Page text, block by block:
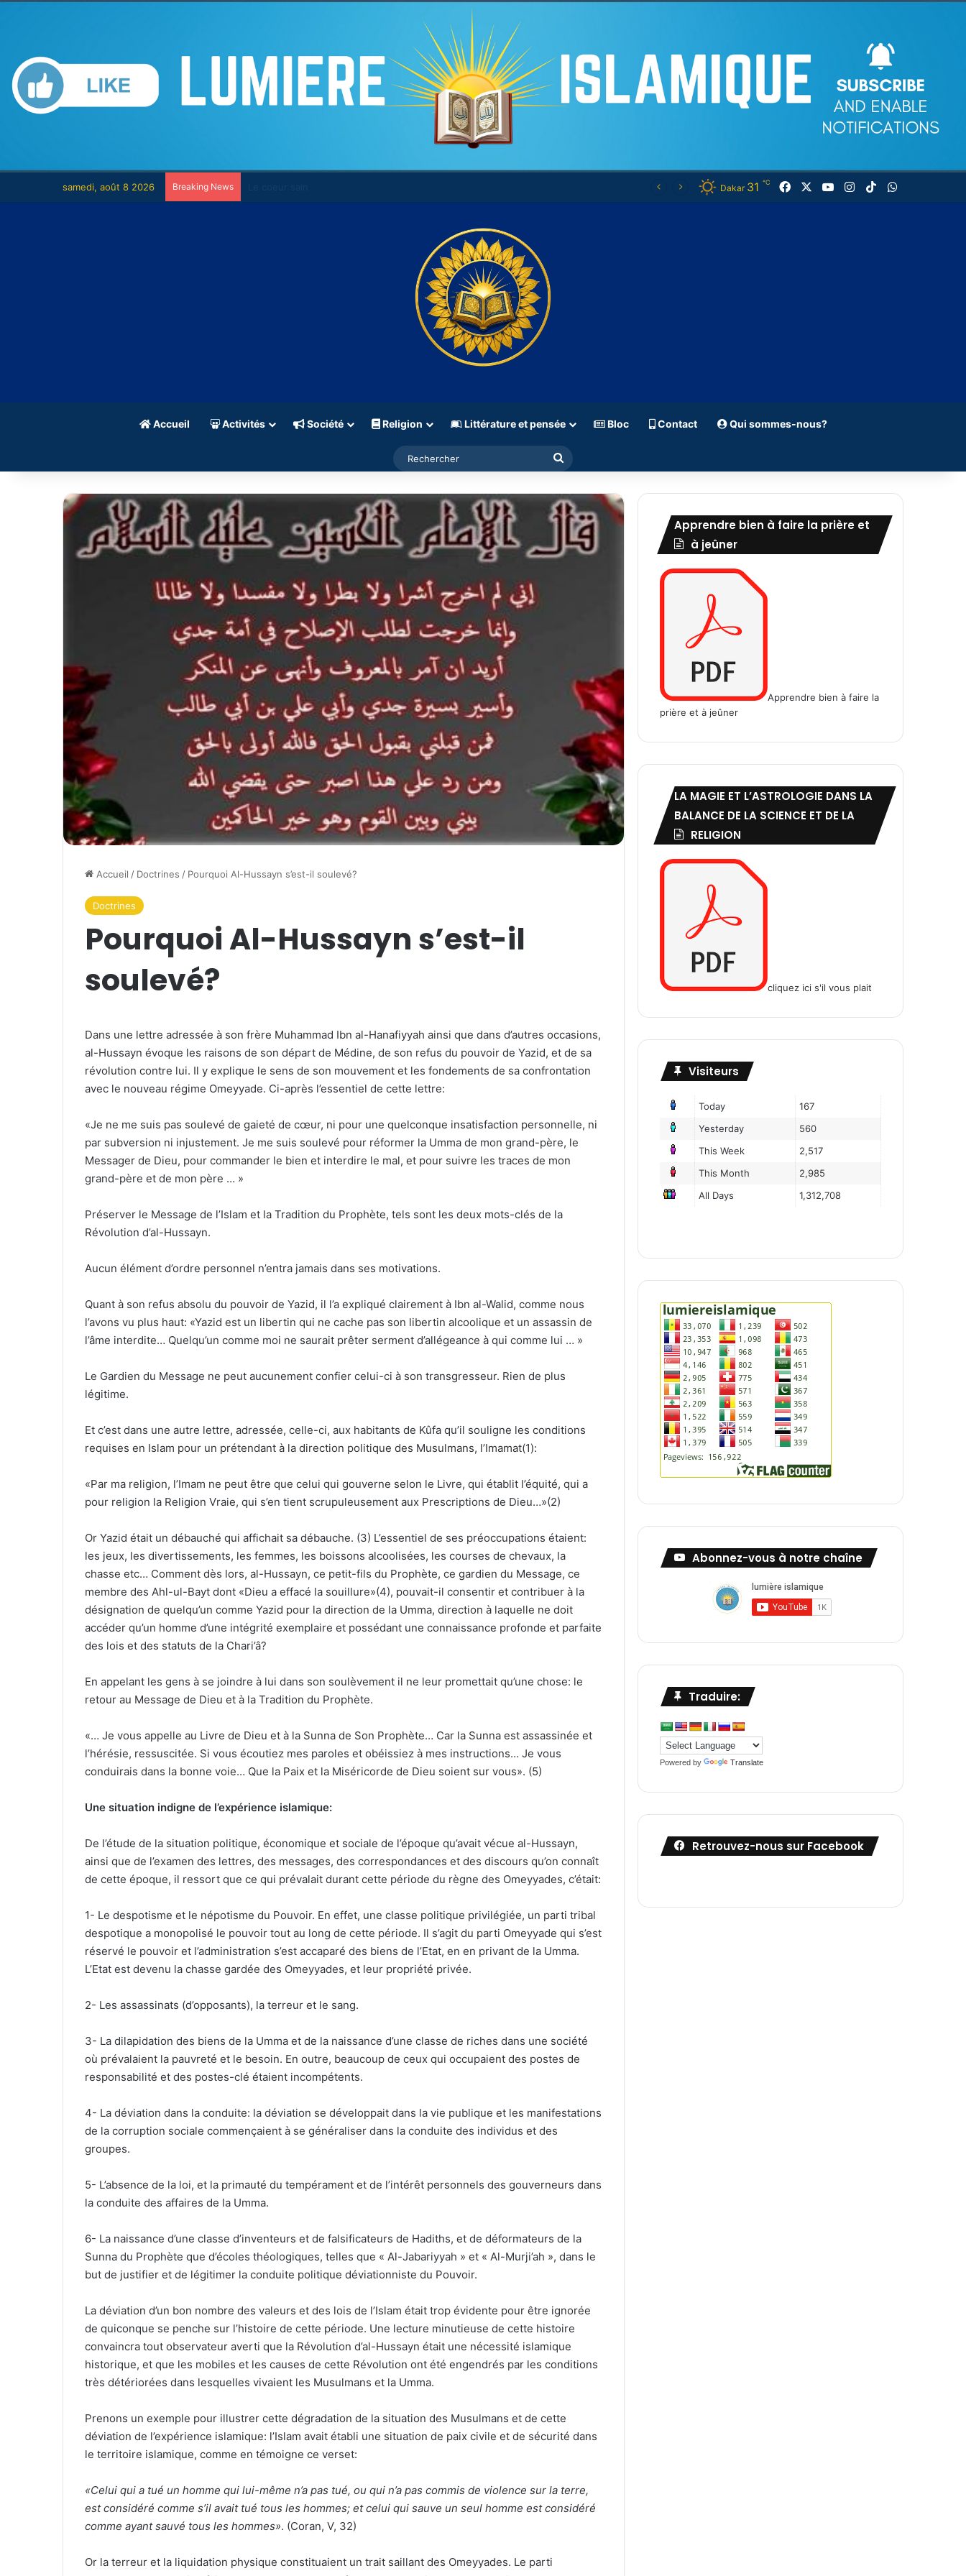
samedi, août 8 2026 Breaking News Dakar 31 ℃ Facebook YouTubeInstagram
TikTok
Accueil Activités Société Religion Littérature et pensée Bloc Contact Qui sommes-nous?
Accueil / Doctrines / Pourquoi Al-Hussayn s’est-il soulevé?
Doctrines
Pourquoi Al-Hussayn s’est-il
soulevé?
Dans une lettre adressée à son frère Muhammad Ibn al-Hanafiyyah ainsi que dans d’autres occasions,
al-Hussayn évoque les raisons de son départ de Médine, de son refus du pouvoir de Yazid, et de sa
révolution contre lui. Il y explique le sens de son mouvement et les fondements de sa confrontation
avec le nouveau régime Omeyyade. Ci-après l’essentiel de cette lettre:
«Je ne me suis pas soulevé de gaieté de cœur, ni pour une quelconque insatisfaction personnelle, ni
par subversion ni injustement. Je me suis soulevé pour réformer la Umma de mon grand-père, le
Messager de Dieu, pour commander le bien et interdire le mal, et pour suivre les traces de mon
grand-père et de mon père … »
Préserver le Message de l’Islam et la Tradition du Prophète, tels sont les deux mots-clés de la
Révolution d’al-Hussayn.
Aucun élément d’ordre personnel n’entra jamais dans ses motivations.
Quant à son refus absolu du pouvoir de Yazid, il l’a expliqué clairement à Ibn al-Walid, comme nous
l’avons vu plus haut: «Yazid est un libertin qui ne cache pas son libertin alcoolique et un assassin de
l’âme interdite… Quelqu’un comme moi ne saurait prêter serment d’allégeance à qui comme lui … »
Le Gardien du Message ne peut aucunement confier celui-ci à son transgresseur. Rien de plus
légitime.
Et c’est dans une autre lettre, adressée, celle-ci, aux habitants de Kûfa qu’il souligne les conditions
requises en Islam pour un prétendant à la direction politique des Musulmans, l’Imamat(1):
«Par ma religion, l’Imam ne peut être que celui qui gouverne selon le Livre, qui établit l’équité, qui a
pour religion la Religion Vraie, qui s’en tient scrupuleusement aux Prescriptions de Dieu…»(2)
Or Yazid était un débauché qui affichait sa débauche. (3) L’essentiel de ses préoccupations étaient:
les jeux, les divertissements, les femmes, les boissons alcoolisées, les courses de chevaux, la
chasse etc… Comment dès lors, al-Hussayn, ce petit-fils du Prophète, ce gardien du Message, ce
membre des Ahl-ul-Bayt dont «Dieu a effacé la souillure»(4), pouvait-il consentir et contribuer à la
désignation de quelqu’un comme Yazid pour la direction de la Umma, direction à laquelle ne doit
accéder qu’un homme d’une intégrité exemplaire et possédant une connaissance profonde et parfaite
des lois et des statuts de la Chari’â?
En appelant les gens à se joindre à lui dans son soulèvement il ne leur promettait qu’une chose: le
retour au Message de Dieu et à la Tradition du Prophète.
«… Je vous appelle au Livre de Dieu et à la Sunna de Son Prophète… Car la Sunna est assassinée et
l’hérésie, ressuscitée. Si vous écoutiez mes paroles et obéissiez à mes instructions… Je vous
conduirais dans la bonne voie… Que la Paix et la Miséricorde de Dieu soient sur vous». (5)
Une situation indigne de l’expérience islamique:
De l’étude de la situation politique, économique et sociale de l’époque qu’avait vécue al-Hussayn,
ainsi que de l’examen des lettres, des messages, des correspondances et des discours qu’on connaît
de cette époque, il ressort que ce qui prévalait durant cette période du règne des Omeyyades, c’était:
1- Le despotisme et le népotisme du Pouvoir. En effet, une classe politique privilégiée, un parti tribal
despotique a monopolisé le pouvoir tout au long de cette période. Il s’agit du parti Omeyyade qui s’est
réservé le pouvoir et l’administration s’est accaparé des biens de l’Etat, en en privant de la Umma.
L’Etat est devenu la chasse gardée des Omeyyades, et leur propriété privée.
2- Les assassinats (d’opposants), la terreur et le sang.
3- La dilapidation des biens de la Umma et de la naissance d’une classe de riches dans une société
où prévalaient la pauvreté et le besoin. En outre, beaucoup de ceux qui occupaient des postes de
responsabilité et des postes-clé étaient incompétents.
4- La déviation dans la conduite: la déviation se développait dans la vie publique et les manifestations
de la corruption sociale commençaient à se généraliser dans la conduite des individus et des
groupes.
5- L’absence de la loi, et la primauté du tempérament et de l’intérêt personnels des gouverneurs dans
la conduite des affaires de la Umma.
6- La naissance d’une classe d’inventeurs et de falsificateurs de Hadiths, et de déformateurs de la
Sunna du Prophète que d’écoles théologiques, telles que « Al-Jabariyyah » et « Al-Murji’ah », dans le
but de justifier et de légitimer la conduite politique déviationniste du Pouvoir.
La déviation d’un bon nombre des valeurs et des lois de l’Islam était trop évidente pour être ignorée
de quiconque se penche sur l’histoire de cette période. Une lecture minutieuse de cette histoire
convaincra tout observateur averti que la Révolution d’al-Hussayn était une nécessité islamique
historique, et que les mobiles et les causes de cette Révolution ont été engendrés par les conditions
très détériorées dans lesquelles vivaient les Musulmans et la Umma.
Prenons un exemple pour illustrer cette dégradation de la situation des Musulmans et de cette
déviation de l’expérience islamique: l’Islam avait établi une situation de paix civile et de sécurité dans
le territoire islamique, comme en témoigne ce verset:
«Celui qui a tué un homme qui lui-même n’a pas tué, ou qui n’a pas commis de violence sur la terre,
est considéré comme s’il avait tué tous les hommes; et celui qui sauve un seul homme est considéré
comme ayant sauvé tous les hommes». (Coran, V, 32)
Or la terreur et la liquidation physique constituaient un trait saillant des Omeyyades. Le parti
Apprendre bien à faire la prière et
à jeûner
Apprendre bien à faire la
prière et à jeûner
LA MAGIE ET L’ASTROLOGIE DANS LA
BALANCE DE LA SCIENCE ET DE LA
RELIGION
cliquez ici s'il vous plait
Visiteurs
Today
167
Yesterday
560
This Week
2,517
This Month
2,985
All Days
1,312,708
Abonnez-vous à notre chaîne
Traduire:
Powered by Translate
Retrouvez-nous sur Facebook